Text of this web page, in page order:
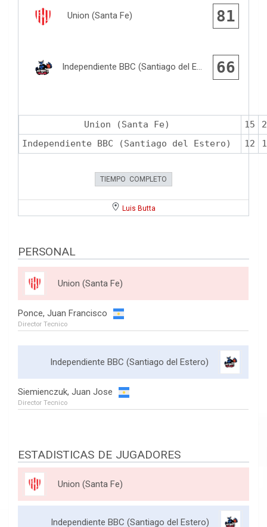
Union (Santa Fe) 81
Independiente BBC (Santiago del Estero) 66
Union (Santa Fe) 15
Independiente BBC (Santiago del Estero)
12
TIEMPO COMPLETO
Luis Butta
PERSONAL
Union (Santa Fe)
Ponce, Juan Francisco
Director Tecnico
Independiente BBC (Santiago del Estero)
Siemienczuk, Juan Jose
Director Tecnico
ESTADISTICAS DE JUGADORES
Union (Santa Fe)
Independiente BBC (Santiago del Estero)